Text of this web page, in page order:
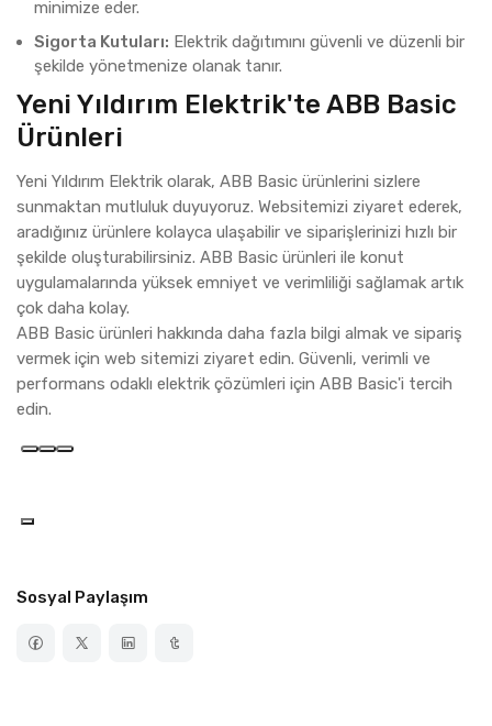
minimize eder.
Sigorta Kutuları: Elektrik dağıtımını güvenli ve düzenli bir
şekilde yönetmenize olanak tanır.
Yeni Yıldırım Elektrik'te ABB Basic
Ürünleri
Yeni Yıldırım Elektrik olarak, ABB Basic ürünlerini sizlere
sunmaktan mutluluk duyuyoruz. Websitemizi ziyaret ederek,
aradığınız ürünlere kolayca ulaşabilir ve siparişlerinizi hızlı bir
şekilde oluşturabilirsiniz. ABB Basic ürünleri ile konut
uygulamalarında yüksek emniyet ve verimliliği sağlamak artık
çok daha kolay.
ABB Basic ürünleri hakkında daha fazla bilgi almak ve sipariş
vermek için web sitemizi ziyaret edin. Güvenli, verimli ve
performans odaklı elektrik çözümleri için ABB Basic'i tercih
edin.
Sosyal Paylaşım